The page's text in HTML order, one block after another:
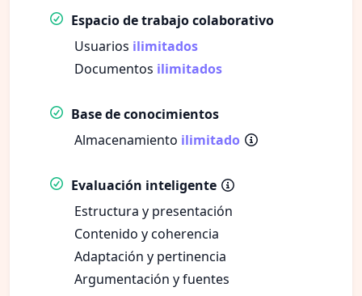
Espacio de trabajo colaborativo
Usuarios ilimitados
Documentos ilimitados
Base de conocimientos
Almacenamiento ilimitado
Evaluación inteligente
Estructura y presentación
Contenido y coherencia
Adaptación y pertinencia
Argumentación y fuentes